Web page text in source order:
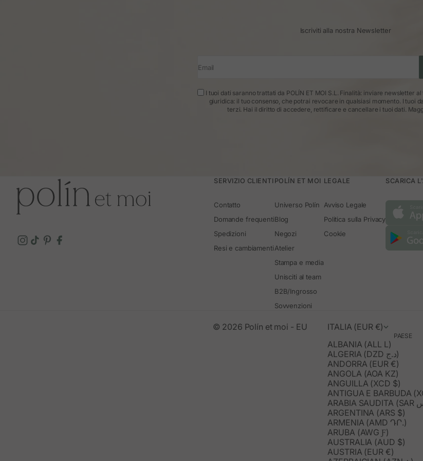
Iscriviti alla nostra Newsletter
Email
I tuoi dati saranno trattati da POLÍN ET MOI S.L. Finalità: inviare newsletter
giuridica: il tuo consenso, che potrai revocare in qualsiasi momento. I tuoi
terzi. Hai il diritto di accedere, rettificare e cancellare i tuoi dati.
SERVIZIO CLIENTI
Contatto
Domande frequenti
Spedizioni
Resi e cambiamenti
POLÍN ET MOI
Universo Polín
Blog
Negozi
Atelier
Stampa e media
Unisciti al team
B2B/Ingrosso
Sovvenzioni
LEGALE
Avviso Legale
Politica sulla Privacy
Cookie
SCARICA
ITALIA (EUR €)
PAESE
ALBANIA (ALL L)
ALGERIA (DZD د.ج)
ANDORRA (EUR €)
ANGOLA (AOA KZ)
ANGUILLA (XCD $)
ANTIGUA E BARBUDA
ARGENTINA (ARS $)
ARMENIA (AMD ԴՐ.)
ARUBA (AWG Ƒ)
AUSTRALIA (AUD $)
AUSTRIA (EUR €)
© 2026 Polín et moi - EU